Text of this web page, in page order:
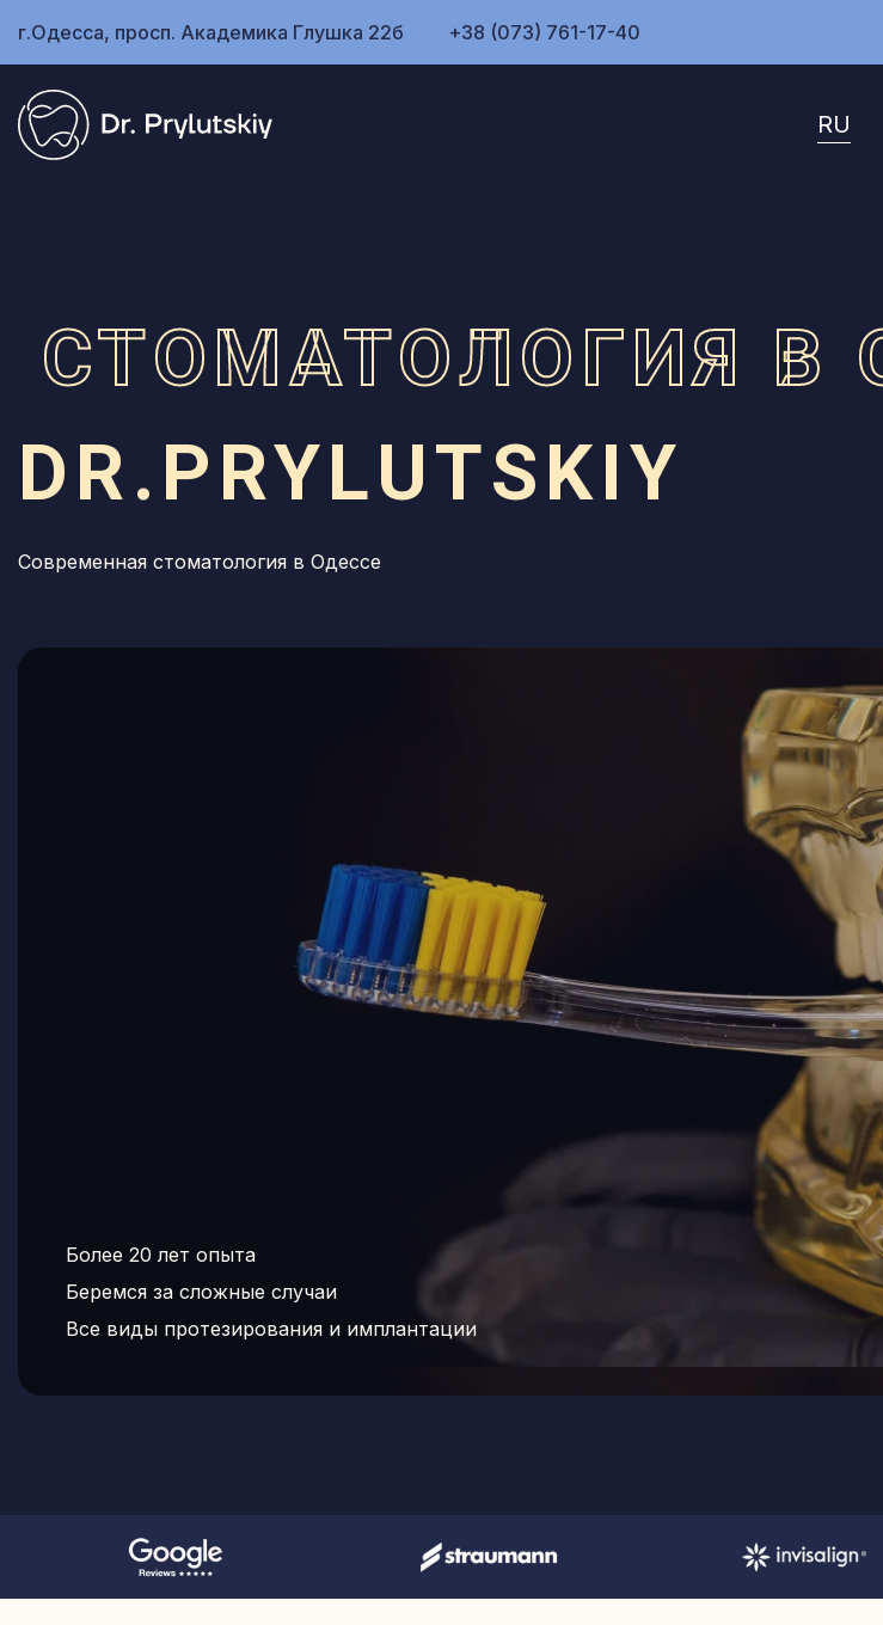
г.Одесса, просп. Академика Глушка 22б +38 (073) 761-17-40
RU
СТОМАТОЛОГИЯ В
DR.PRYLUTSKIY
Современная стоматология в Одессе
Более 20 лет опыта
Беремся за сложные случаи
Все виды протезирования и имплантации